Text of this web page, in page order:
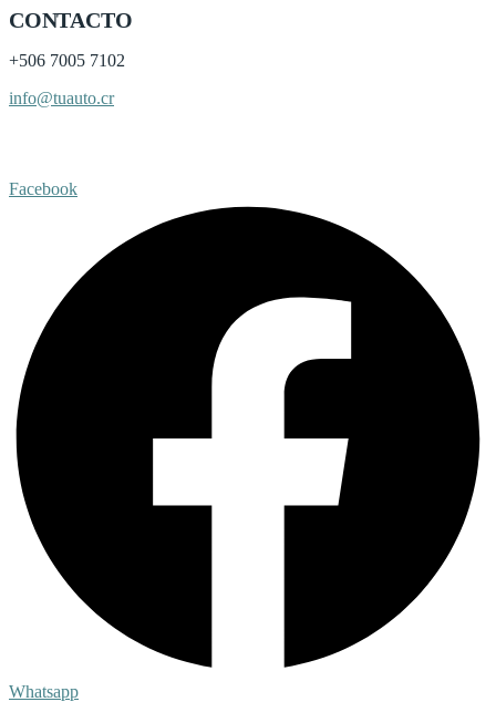
CONTACTO
+506 7005 7102
info@tuauto.cr
Facebook
Whatsapp